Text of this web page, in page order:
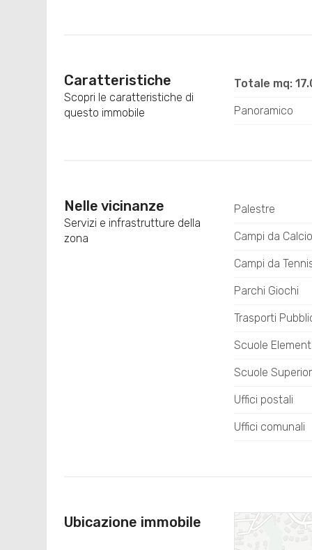
Caratteristiche
Scopri le caratteristiche di
questo immobile
Totale mq:
Panoramico
Nelle vicinanze
Servizi e infrastrutture della
zona
Palestre
Campi da Calcio
Campi da
Parchi Giochi
Trasporti
Scuole
Scuole
Uffici postali
Uffici comunali
Ubicazione immobile